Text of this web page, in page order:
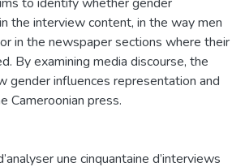
the interview content, in the way men
in the newspaper sections where their
By examining media discourse, the
gender influences representation and
Cameroonian press.
une cinquantaine d’interviews